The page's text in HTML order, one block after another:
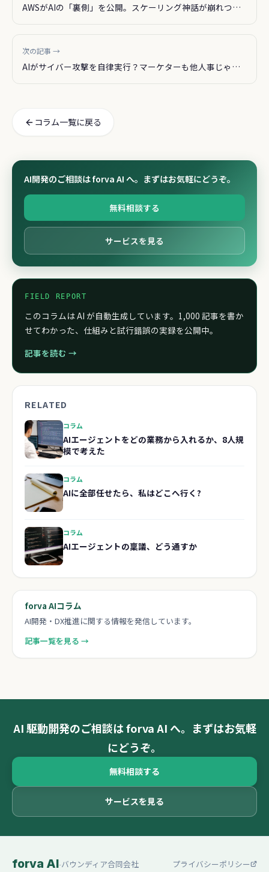
AWSがAIの「裏側」を公開。スケーリング神話が崩れつつ
ある
次の記事 →
AIがサイバー攻撃を自律実行？マーケターも他人事じゃな
い話
コラム一覧に戻る
AI開発のご相談は forva AI へ。まずはお気軽にどうぞ。
無料相談する
サービスを見る
FIELD REPORT
このコラムは AI が自動生成しています。1,000 記事を書か
せてわかった、仕組みと試行錯誤の実録を公開中。
記事を読む →
RELATED
コラム
AIエージェントをどの業務から入れるか、8人規
模で考えた
コラム
AIに全部任せたら、私はどこへ行く?
コラム
AIエージェントの稟議、どう通すか
forva AIコラム
AI開発・DX推進に関する情報を発信しています。
記事一覧を見る →
AI 駆動開発のご相談は forva AI へ。まずはお気軽
にどうぞ。
無料相談する
サービスを見る
forva AI-バウンディア合同会社 プライバシーポリシー